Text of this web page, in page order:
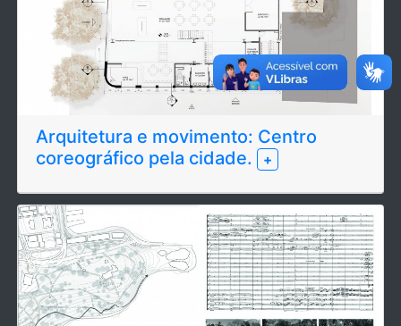
Arquitetura e movimento: Centro
coreográfico pela cidade.
+